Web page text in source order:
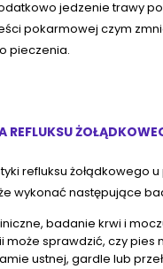
jedzenie trawy
pokarmowej czym
pieczenia.
REFLUKSU
refluksu żołądkowego
wykonać następujące
badanie krwi i
może sprawdzić, czy pies
ustnej, gardle lub